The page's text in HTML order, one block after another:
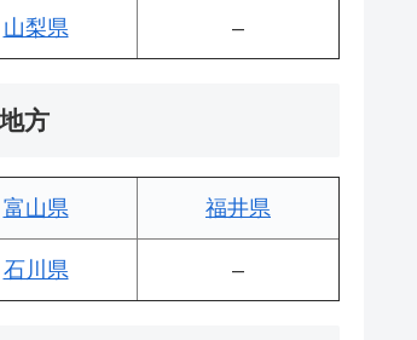
山梨県 –
方
富山県 福井県
石川県 –